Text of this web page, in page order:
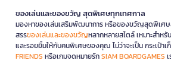
ของเล่นและของขวัญ สุดพิเศษทุกเทศกาล
มองหาของเล่นเสริมพัฒนาการ หรือของขวัญสุดพิเศษ
สรรของเล่นและของขวัญหลากหลายสไตล์ เหมาะสำห
และรอยยิ้มให้กับคนพิเศษของคุณ ไม่ว่าจะเป็น กระเป๋า
FRIENDS หรือเกมจดหมายรักSIAM BOARDGAMES